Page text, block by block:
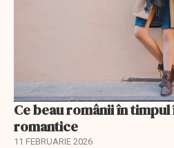
Ce beau românii în
romantice
11 FEBRUARIE 2026